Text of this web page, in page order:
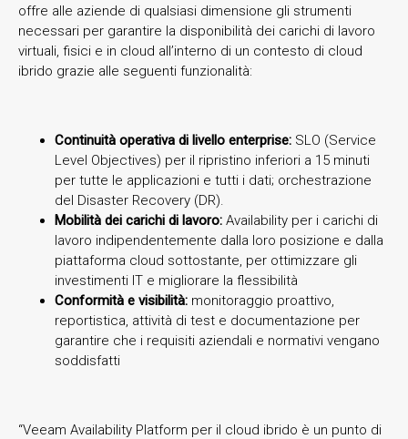
offre alle aziende di qualsiasi dimensione gli strumenti
necessari per garantire la disponibilità dei carichi di lavoro
virtuali, fisici e in cloud all’interno di un contesto di cloud
ibrido grazie alle seguenti funzionalità:
Continuità operativa di livello enterprise: SLO (Service
Level Objectives) per il ripristino inferiori a 15 minuti
per tutte le applicazioni e tutti i dati; orchestrazione
del Disaster Recovery (DR).
Mobilità dei carichi di lavoro: Availability per i carichi di
lavoro indipendentemente dalla loro posizione e dalla
piattaforma cloud sottostante, per ottimizzare gli
investimenti IT e migliorare la flessibilità
Conformità e visibilità: monitoraggio proattivo,
reportistica, attività di test e documentazione per
garantire che i requisiti aziendali e normativi vengano
soddisfatti
“Veeam Availability Platform per il cloud ibrido è un punto di